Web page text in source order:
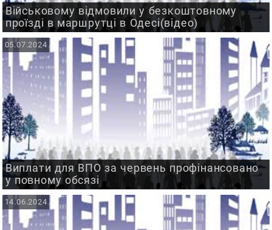
Військовому відмовили у безкоштовному
проїзді в маршрутці в Одесі(відео)
Виплати для ВПО за червень профінансовано
у повному обсязі
05.07.2024
14.06.2024